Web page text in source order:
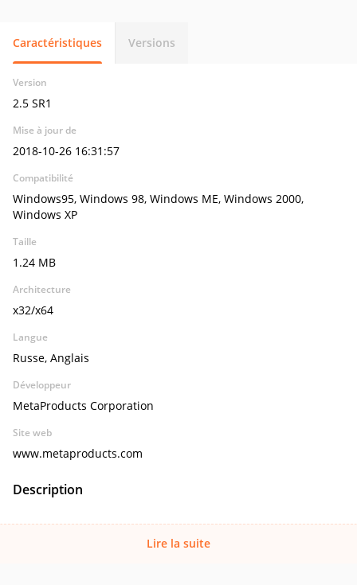
Caractéristiques Versions
Version
2.5 SR1
Mise à jour de
2018-10-26 16:31:57
Compatibilité
Windows95, Windows 98, Windows ME, Windows 2000,
Windows XP
Taille
1.24 MB
Architecture
x32/x64
Langue
Russe, Anglais
Développeur
MetaProducts Corporation
Site web
www.metaproducts.com
Description
Lire la suite